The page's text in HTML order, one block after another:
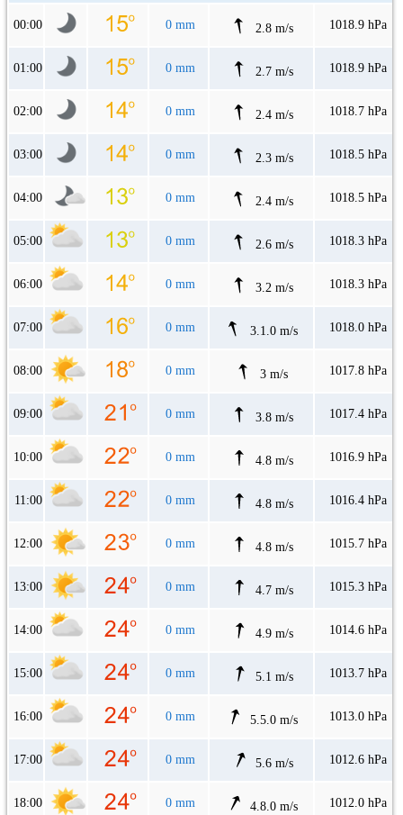
00:00 0 mm 2.8 m/s 1018.9 hPa
01:00 0 mm 2.7 m/s 1018.9 hPa
02:00 0 mm 2.4 m/s 1018.7 hPa
03:00 0 mm 2.3 m/s 1018.5 hPa
04:00 0 mm 2.4 m/s 1018.5 hPa
05:00 0 mm 2.6 m/s 1018.3 hPa
06:00 0 mm 3.2 m/s 1018.3 hPa
07:00 0 mm 3.1.0 m/s 1018.0 hPa
08:00 0 mm 3 m/s 1017.8 hPa
09:00 0 mm 3.8 m/s 1017.4 hPa
10:00 0 mm 4.8 m/s 1016.9 hPa
11:00 0 mm 4.8 m/s 1016.4 hPa
12:00 0 mm 4.8 m/s 1015.7 hPa
13:00 0 mm 4.7 m/s 1015.3 hPa
14:00 0 mm 4.9 m/s 1014.6 hPa
15:00 0 mm 5.1 m/s 1013.7 hPa
16:00 0 mm 5.5.0 m/s 1013.0 hPa
17:00 0 mm 5.6 m/s 1012.6 hPa
18:00 0 mm 4.8.0 m/s 1012.0 hPa